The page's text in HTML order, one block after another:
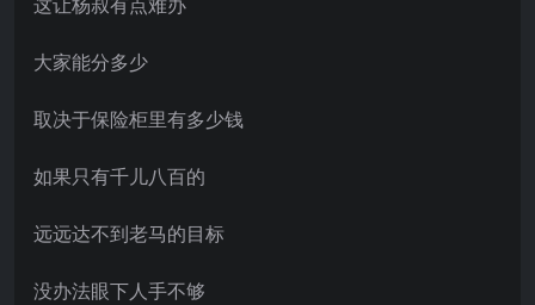
大家能分多少
取决于保险柜里有多少钱
如果只有千儿八百的
远远达不到老马的目标
没办法眼下人手不够